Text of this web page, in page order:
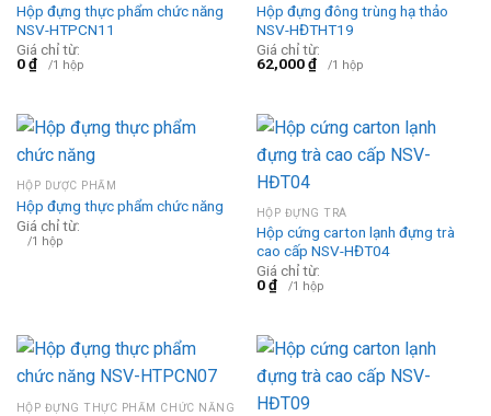
Hộp đựng thực phẩm chức năng
NSV-HTPCN11
Giá chỉ từ:
0₫ /1 hộp
Hộp đựng đông trùng hạ thảo
NSV-HĐTHT19
Giá chỉ từ:
62,000₫ /1 hộp
HỘP DƯỢC PHẨM
Hộp đựng thực phẩm chức năng
Giá chỉ từ:
/1 hộp
HỘP ĐỰNG TRÀ
Hộp cứng carton lạnh đựng trà
cao cấp NSV-HĐT04
Giá chỉ từ:
0₫ /1 hộp
HỘP ĐỰNG THỰC PHẨM CHỨC NĂNG